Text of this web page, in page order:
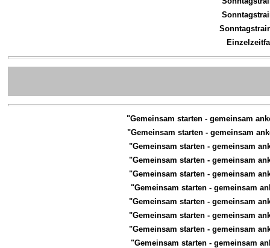
"Gemeinsam starten - gemeinsam
"Gemeinsam starten - gemeinsam
"Gemeinsam starten - gemeinsam
"Gemeinsam starten - gemeinsam
"Gemeinsam starten - gemeinsam
"Gemeinsam starten - gemeinsam
"Gemeinsam starten - gemeinsam
"Gemeinsam starten - gemeinsam
"Gemeinsam starten - gemeinsam
"Gemeinsam starten - gemeinsam